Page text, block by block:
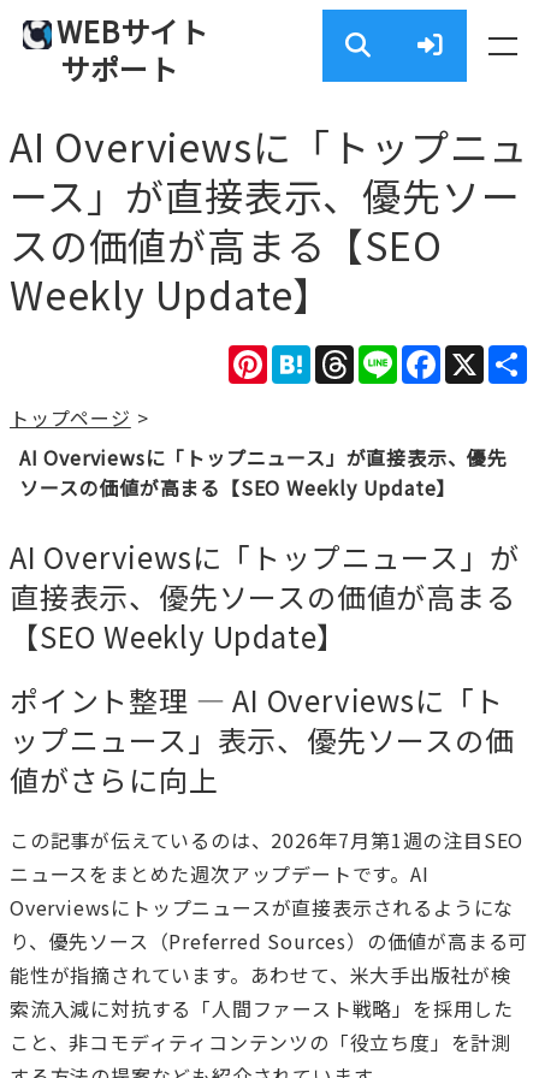
WEBサイト
サポート
AI Overviewsに「トップニュ
ース」が直接表示、優先ソー
スの価値が高まる【SEO
Weekly Update】
X
Facebook
Line
Threads
Hatena
Pinterest
トップページ >
AI Overviewsに「トップニュース」が直接表示、優先
ソースの価値が高まる【SEO Weekly Update】
AI Overviewsに「トップニュース」が
直接表示、優先ソースの価値が高まる
【SEO Weekly Update】
ポイント整理 — AI Overviewsに「ト
ップニュース」表示、優先ソースの価
値がさらに向上
この記事が伝えているのは、2026年7月第1週の注目SEO
ニュースをまとめた週次アップデートです。AI
Overviewsにトップニュースが直接表示されるようにな
り、優先ソース（Preferred Sources）の価値が高まる可
能性が指摘されています。あわせて、米大手出版社が検
索流入減に対抗する「人間ファースト戦略」を採用した
こと、非コモディティコンテンツの「役立ち度」を計測